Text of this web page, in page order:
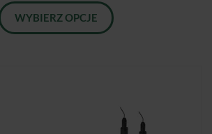
WYBIERZ OPCJE